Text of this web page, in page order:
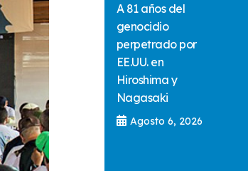
A 81 años del
genocidio
perpetrado por
EE.UU. en
Hiroshima y
Nagasaki
Agosto 6, 2026